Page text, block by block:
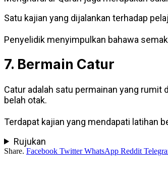
Satu kajian yang dijalankan terhadap
Penyelidik menyimpulkan bahawa
7. Bermain Catur
Catur adalah satu permainan yang
belah otak.
Terdapat kajian yang mendapati latihan
Rujukan
Share. Facebook Twitter WhatsApp Reddit